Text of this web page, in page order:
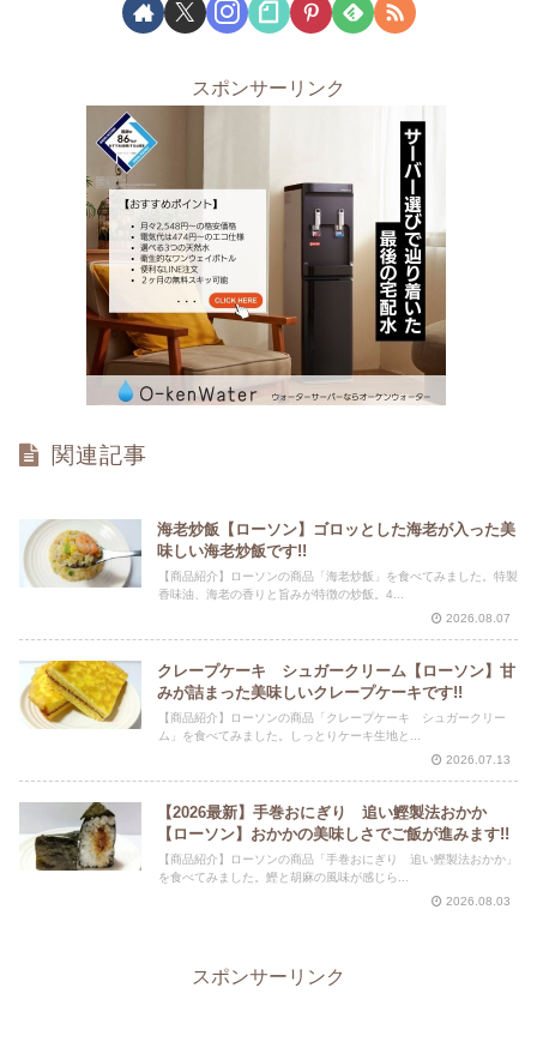
スポンサーリンク
関連記事
海老炒飯【ローソン】ゴロッとした海老が入った美
味しい海老炒飯です!!
【商品紹介】ローソンの商品「海老炒飯」を食べてみました。特製
香味油、海老の香りと旨みが特徴の炒飯。4...
2026.08.07
クレープケーキ シュガークリーム【ローソン】甘
みが詰まった美味しいクレープケーキです!!
【商品紹介】ローソンの商品「クレープケーキ シュガークリー
ム」を食べてみました。しっとりケーキ生地と...
2026.07.13
【2026最新】手巻おにぎり 追い鰹製法おかか
【ローソン】おかかの美味しさでご飯が進みます!!
【商品紹介】ローソンの商品「手巻おにぎり 追い鰹製法おかか」
を食べてみました。鰹と胡麻の風味が感じら...
2026.08.03
スポンサーリンク